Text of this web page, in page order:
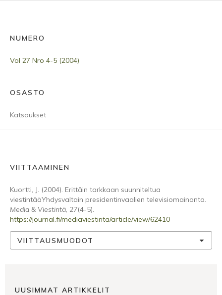
NUMERO
Vol 27 Nro 4-5 (2004)
OSASTO
Katsaukset
VIITTAAMINEN
Kuortti, J. (2004). Erittäin tarkkaan suunniteltua
viestintääYhdysvaltain presidentinvaalien televisiomainonta.
Media & Viestintä, 27(4-5).
https://journal.fi/mediaviestinta/article/view/62410
VIITTAUSMUODOT
UUSIMMAT ARTIKKELIT